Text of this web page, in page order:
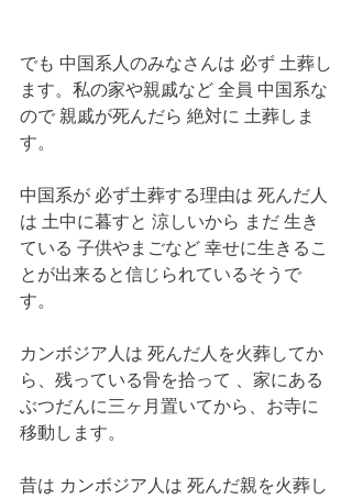
でも 中国系人のみなさんは 必ず 土葬し
ます。私の家や親戚など 全員 中国系な
ので 親戚が死んだら 絶対に 土葬しま
す。
中国系が 必ず土葬する理由は 死んだ人
は 土中に暮すと 涼しいから まだ 生き
ている 子供やまごなど 幸せに生きるこ
とが出来ると信じられているそうで
す。
カンボジア人は 死んだ人を火葬してか
ら、残っている骨を拾って 、家にある
ぶつだんに三ヶ月置いてから、お寺に
移動します。
昔は カンボジア人は 死んだ親を火葬し